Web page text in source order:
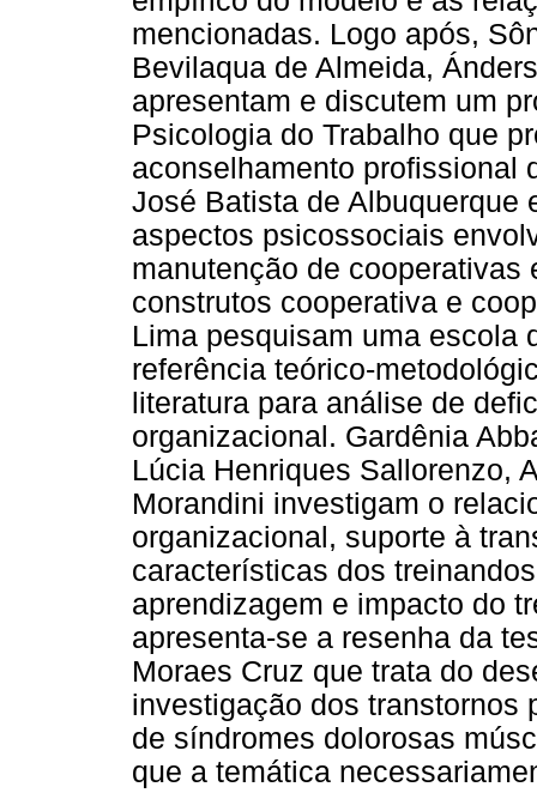
mencionadas. Logo após,
Bevilaqua de Almeida,
apresentam e discutem um
Psicologia do Trabalho que
aconselhamento profissional
José Batista de Albuquerque
aspectos psicossociais
manutenção de
construtos cooperativa e
Lima pesquisam uma escola
referência teórico-
literatura para análise de
organizacional. Gardênia
Lúcia Henriques Sallorenzo,
Morandini investigam o
organizacional, suporte à
características dos
aprendizagem e impacto do
apresenta-se a resenha da
Moraes Cruz que trata do
investigação dos transtornos
de síndromes dolorosas
que a temática